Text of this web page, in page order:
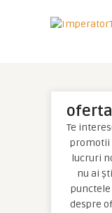
oferta
Te
promotii
lucruri
nu ai
despre